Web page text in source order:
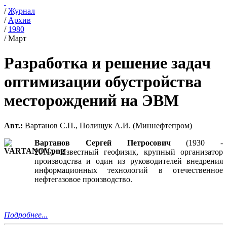
/Журнал
/ Архив
/ 1980
/Март
Разработка и решение задач
оптимизации обустройства
месторождений на ЭВМ
Авт.: Вартанов С.П., Полищук А.И. (Миннефтепром)
Вартанов Сергей Петросович(1930 -
2011). Известный геофизик, крупный организатор
производства и один из руководителей внедрения
информационных технологий в отечественное
нефтегазовое производство.
Подробнее...